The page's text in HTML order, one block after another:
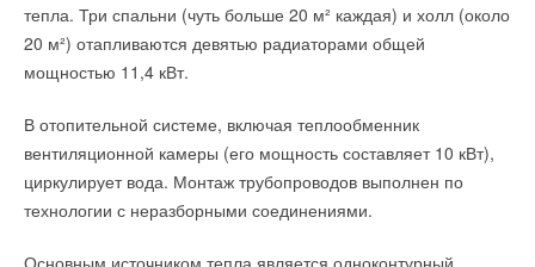
тепла. Три спальни (чуть больше 20 м² каждая) и холл (около
20 м²) отапливаются девятью радиаторами общей
мощностью 11,4 кВт.
В отопительной системе, включая теплообменник
вентиляционной камеры (его мощность составляет 10 кВт),
циркулирует вода. Монтаж трубопроводов выполнен по
технологии с неразборными соединениями.